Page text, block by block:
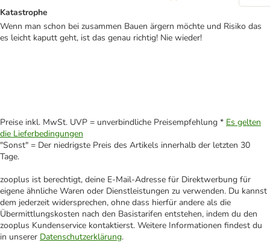
Katastrophe
Wenn man schon bei zusammen Bauen ärgern möchte und Risiko das
es leicht kaputt geht, ist das genau richtig! Nie wieder!
Preise inkl. MwSt. UVP = unverbindliche Preisempfehlung * Es gelten
die Lieferbedingungen
"Sonst" = Der niedrigste Preis des Artikels innerhalb der letzten 30
Tage.
zooplus ist berechtigt, deine E-Mail-Adresse für Direktwerbung für
eigene ähnliche Waren oder Dienstleistungen zu verwenden. Du kannst
dem jederzeit widersprechen, ohne dass hierfür andere als die
Übermittlungskosten nach den Basistarifen entstehen, indem du den
zooplus Kundenservice kontaktierst. Weitere Informationen findest du
in unserer Datenschutzerklärung.